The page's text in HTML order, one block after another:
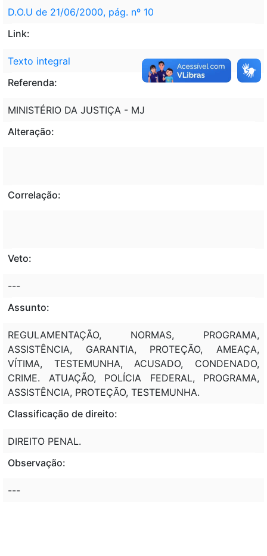
D.O.U de 21/06/2000, pág. nº 10
Link:
Texto integral
Referenda:
MINISTÉRIO DA JUSTIÇA - MJ
Alteração:
Correlação:
Veto:
---
Assunto:
REGULAMENTAÇÃO, NORMAS, PROGRAMA,
ASSISTÊNCIA, GARANTIA, PROTEÇÃO, AMEAÇA,
VÍTIMA, TESTEMUNHA, ACUSADO, CONDENADO,
CRIME. ATUAÇÃO, POLÍCIA FEDERAL, PROGRAMA,
ASSISTÊNCIA, PROTEÇÃO, TESTEMUNHA.
Classificação de direito:
DIREITO PENAL.
Observação:
---